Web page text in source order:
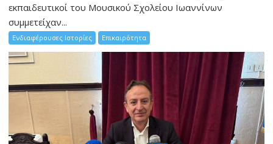
εκπαιδευτικοί του Μουσικού Σχολείου Ιωαννίνων
συμμετείχαν...
Ενδιαφέρουσες Ιστορίες Επικαιρότητα